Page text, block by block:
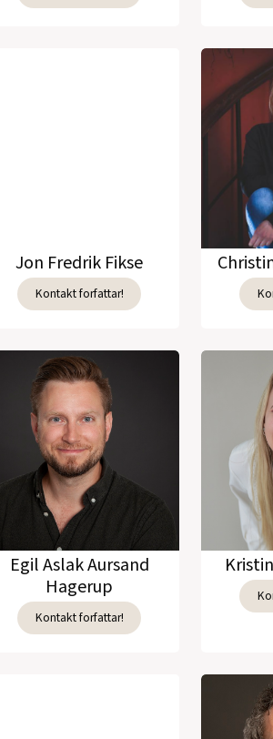
Jon Fredrik Fikse
Kontakt forfattar!
Egil Aslak Aursand
Hagerup
Kontakt forfattar!